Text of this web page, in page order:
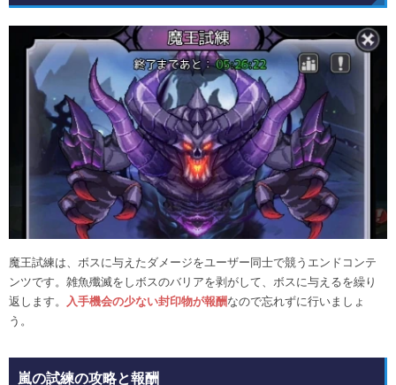
魔王試練は、ボスに与えたダメージをユーザー同士で競うエンドコンテ
ンツです。雑魚殲滅をしボスのバリアを剥がして、ボスに与えるを繰り
返します。
入手機会の少ない封印物が報酬なので忘れずに行いましょ
う。
嵐の試練の攻略と報酬